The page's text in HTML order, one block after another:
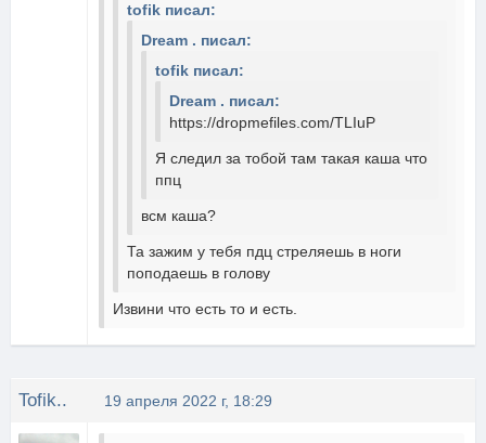
tofik писал:
Dream . писал:
tofik писал:
Dream . писал:
https://dropmefiles.com/TLIuP
Я следил за тобой там такая каша что
ппц
всм каша?
Та зажим у тебя пдц стреляешь в ноги
поподаешь в голову
Извини что есть то и есть.
Tofik.. 19 апреля 2022 г, 18:29